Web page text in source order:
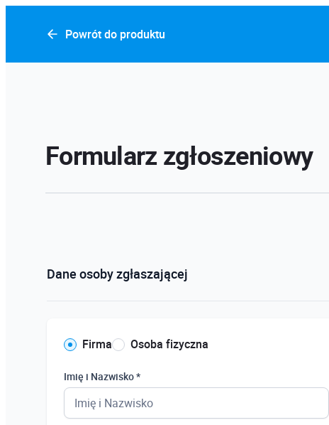
Powrót do produktu
Formularz zgłoszeniowy
Dane osoby zgłaszającej
Firma Osoba fizyczna
Imię i Nazwisko *